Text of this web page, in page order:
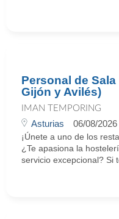
Personal de Sala
Gijón y Avilés)
IMAN TEMPORING
Asturias 06/08/2026
¡Únete a uno de los
¿Te apasiona la
servicio excepcional? Si